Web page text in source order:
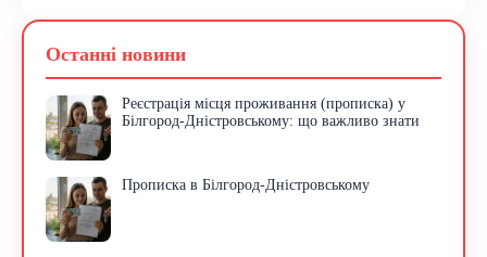
Останні новини
Реєстрація місця проживання (прописка) у
Білгород-Дністровському: що важливо знати
Прописка в Білгород-Дністровському